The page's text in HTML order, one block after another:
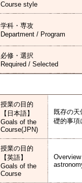
Course style
学科・専攻
Department / Program
必修・選択
Required / Selected
授業の目的
【日本語】
Goals of the
Course(JPN)
既存の
礎的事項
授業の目的
【英語】
Goals of the
Course